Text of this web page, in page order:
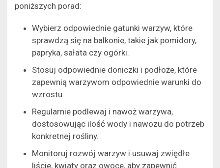
poniższych porad:
Wybierz odpowiednie gatunki warzyw, które
sprawdzą się na balkonie, takie jak pomidory,
papryka, sałata czy ogórki.
Stosuj odpowiednie doniczki i podłoże, które
zapewnią warzywom odpowiednie warunki do
wzrostu.
Regularnie podlewaj i nawoż warzywa,
dostosowując ilość wody i nawozu do potrzeb
konkretnej rośliny.
Monitoruj rozwój warzyw i usuwaj zwiędłe
liście, kwiaty oraz owoce, aby zapewnić